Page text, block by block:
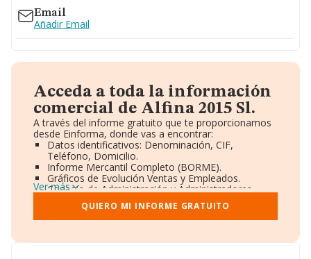
Email
Añadir Email
Acceda a toda la información
comercial de Alfina 2015 Sl.
A través del informe gratuito que te proporcionamos
desde Einforma, donde vas a encontrar:
Datos identificativos: Denominación, CIF,
Teléfono, Domicilio.
Informe Mercantil Completo (BORME).
Gráficos de Evolución Ventas y Empleados.
Consejo de Administración y Administradores.
Directivos y Ejecutivos.
Accionistas.
Participaciones y Vinculaciones en otras empresas.
Información oficial y registral complementaria.
Ver más
QUIERO MI INFORME GRATUITO